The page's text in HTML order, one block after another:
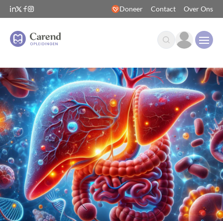
Doneer Contact Over Ons